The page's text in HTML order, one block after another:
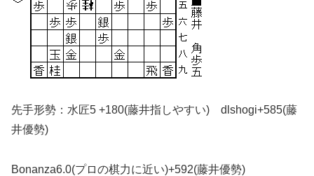
先手形勢：水匠5 +180(藤井指しやすい) dlshogi+585(藤
井優勢)
Bonanza6.0(プロの棋力に近い)+592(藤井優勢)